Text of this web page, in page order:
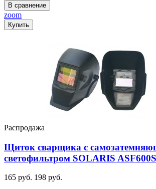
В сравнение
zoom
Купить
Распродажа
Щиток сварщика с
светофильтром SOLARIS ASF600S
165 руб. 198 руб.